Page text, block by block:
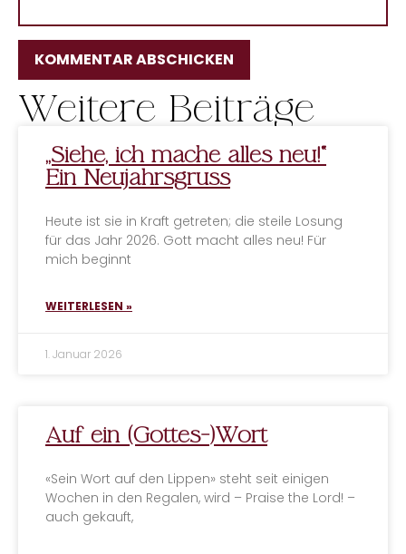
ALTERNATIVE:
Weitere Beiträge
„Siehe, ich mache alles neu!“
Ein Neujahrsgruss
Heute ist sie in Kraft getreten; die steile Losung
für das Jahr 2026. Gott macht alles neu! Für
mich beginnt
WEITERLESEN »
1. Januar 2026
Auf ein (Gottes-)Wort
«Sein Wort auf den Lippen» steht seit einigen
Wochen in den Regalen, wird – Praise the Lord! –
auch gekauft,